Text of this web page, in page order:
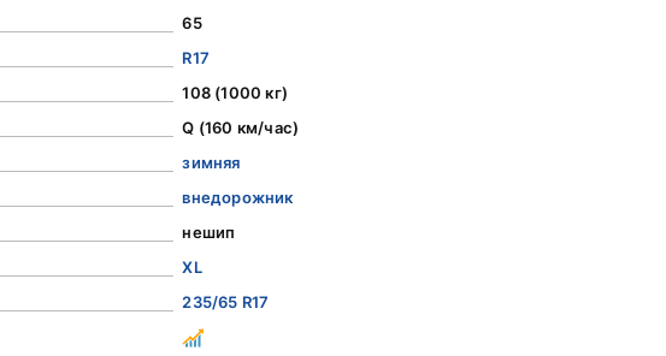
65
R17
108 (1000 кг)
Q (160 км/час)
зимняя
внедорожник
нешип
XL
235/65 R17